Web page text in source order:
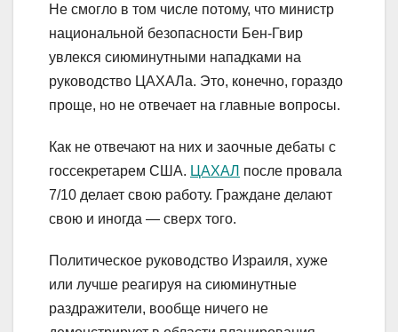
Не смогло в том числе потому, что министр
национальной безопасности Бен-Гвир
увлекся сиюминутными нападками на
руководство ЦАХАЛа. Это, конечно, гораздо
проще, но не отвечает на главные вопросы.
Как не отвечают на них и заочные дебаты с
госсекретарем США. ЦАХАЛ после провала
7/10 делает свою работу. Граждане делают
свою и иногда — сверх того.
Политическое руководство Израиля, хуже
или лучше реагируя на сиюминутные
раздражители, вообще ничего не